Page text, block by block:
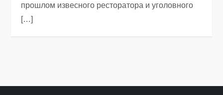
прошлом извесного ресторатора и уголовного
[…]